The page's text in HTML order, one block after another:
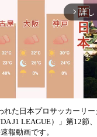
arrow_forward_ios 詳し
れた日本プロサッカーリ
J1 LEAGUE）」第12節
報動画です。